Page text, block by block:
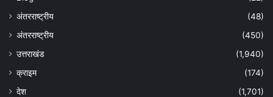
अंतरराष्ट्रीय
(48)
अंतरराष्ट्रीय
(450)
उत्तराखंड
(1,940)
क्राइम
(174)
देश
(1,701)